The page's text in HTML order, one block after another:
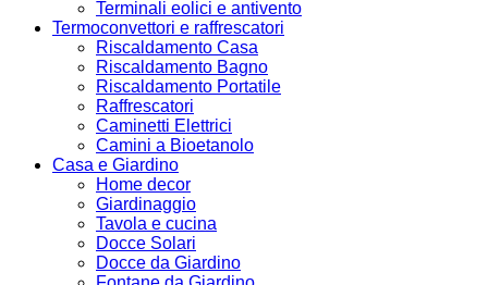
Terminali eolici e antivento
Termoconvettori e raffrescatori
Riscaldamento Casa
Riscaldamento Bagno
Riscaldamento Portatile
Raffrescatori
Caminetti Elettrici
Camini a Bioetanolo
Casa e Giardino
Home decor
Giardinaggio
Tavola e cucina
Docce Solari
Docce da Giardino